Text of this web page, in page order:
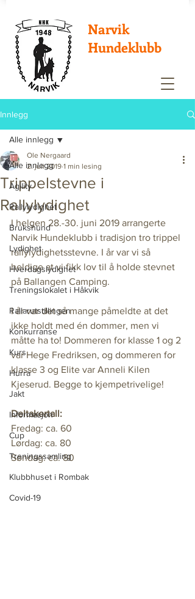
Narvik
Hundeklubb
Innlegg
Alle innlegg
Agility
Rallylydighet
Brukshund
Lydighet
Hverdagslydighet
Treningslokalet i Håkvik
Rallarutstillingen
Konkurranse
Kurs
Hurra
Jakt
Informasjon
Cup
Treningssamling
Klubbhuset i Rombak
Covid-19
Alle innlegg
Trippelstevne i
Rallylydighet
Ole Nergaard
2. juli 2019 1 min lesing
I helgen 28.-30. juni 2019 arrangerte
Narvik Hundeklubb i tradisjon tro trippel
rallylydighetsstevne. I år var vi så
heldige at vi fikk lov til å holde stevnet
på Ballangen Camping.
I år var det så mange påmeldte at det
ikke holdt med én dommer, men vi
måtte ha to! Dommeren for klasse 1 og 2
var Hege Fredriksen, og dommeren for
klasse 3 og Elite var Anneli Kilen
Kjeserud. Begge to kjempetrivelige!
Deltakertall:
Fredag: ca. 60
Lørdag: ca. 80
Søndag: ca. 80